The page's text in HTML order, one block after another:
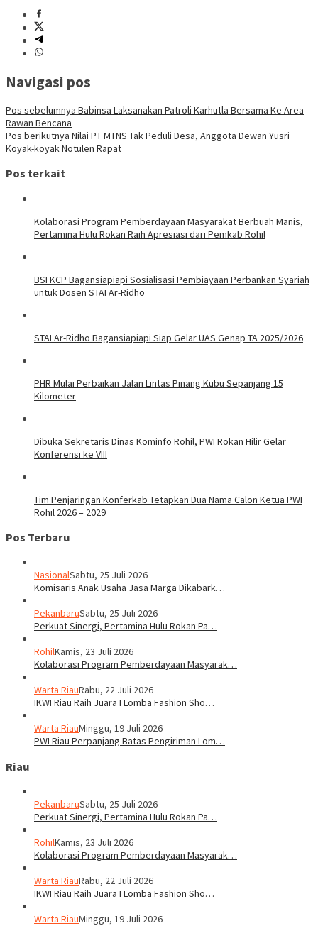
Navigasi pos
Pos sebelumnya Babinsa Laksanakan Patroli Karhutla Bersama Ke Area
Rawan Bencana
Pos berikutnya Nilai PT MTNS Tak Peduli Desa, Anggota Dewan Yusri
Koyak-koyak Notulen Rapat
Pos terkait
Kolaborasi Program Pemberdayaan Masyarakat Berbuah Manis,
Pertamina Hulu Rokan Raih Apresiasi dari Pemkab Rohil
BSI KCP Bagansiapiapi Sosialisasi Pembiayaan Perbankan Syariah
untuk Dosen STAI Ar-Ridho
STAI Ar-Ridho Bagansiapiapi Siap Gelar UAS Genap TA 2025/2026
PHR Mulai Perbaikan Jalan Lintas Pinang Kubu Sepanjang 15
Kilometer
Dibuka Sekretaris Dinas Kominfo Rohil, PWI Rokan Hilir Gelar
Konferensi ke VIII
Tim Penjaringan Konferkab Tetapkan Dua Nama Calon Ketua PWI
Rohil 2026 – 2029
Pos Terbaru
NasionalSabtu, 25 Juli 2026
Komisaris Anak Usaha Jasa Marga Dikabark…
PekanbaruSabtu, 25 Juli 2026
Perkuat Sinergi, Pertamina Hulu Rokan Pa…
RohilKamis, 23 Juli 2026
Kolaborasi Program Pemberdayaan Masyarak…
Warta RiauRabu, 22 Juli 2026
IKWI Riau Raih Juara I Lomba Fashion Sho…
Warta RiauMinggu, 19 Juli 2026
PWI Riau Perpanjang Batas Pengiriman Lom…
Riau
PekanbaruSabtu, 25 Juli 2026
Perkuat Sinergi, Pertamina Hulu Rokan Pa…
RohilKamis, 23 Juli 2026
Kolaborasi Program Pemberdayaan Masyarak…
Warta RiauRabu, 22 Juli 2026
IKWI Riau Raih Juara I Lomba Fashion Sho…
Warta RiauMinggu, 19 Juli 2026